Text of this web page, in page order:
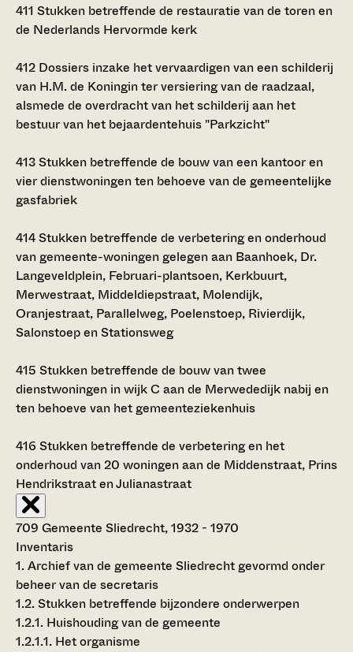
411 Stukken betreffende de restauratie van de toren en
de Nederlands Hervormde kerk
412 Dossiers inzake het vervaardigen van een schilderij
van H.M. de Koningin ter versiering van de raadzaal,
alsmede de overdracht van het schilderij aan het
bestuur van het bejaardentehuis "Parkzicht"
413Stukken betreffende de bouw van een kantoor en
vier dienstwoningen ten behoeve van de gemeentelijke
gasfabriek
414Stukken betreffende de verbetering en onderhoud
van gemeente-woningen gelegen aan Baanhoek, Dr.
Langeveldplein, Februari-plantsoen, Kerkbuurt,
Merwestraat, Middeldiepstraat, Molendijk,
Oranjestraat, Parallelweg, Poelenstoep, Rivierdijk,
Salonstoep en Stationsweg
415 Stukken betreffende de bouw van twee
dienstwoningen in wijk C aan de Merwededijk nabij en
ten behoeve van het gemeenteziekenhuis
416 Stukken betreffende de verbetering en het
onderhoud van 20 woningen aan de Middenstraat, Prins
Hendrikstraat en Julianastraat
709 Gemeente Sliedrecht, 1932 - 1970
Inventaris
1. Archief van de gemeente Sliedrecht gevormd onder
beheer van de secretaris
1.2. Stukken betreffende bijzondere onderwerpen
1.2.1. Huishouding van de gemeente
1.2.1.1. Het organisme